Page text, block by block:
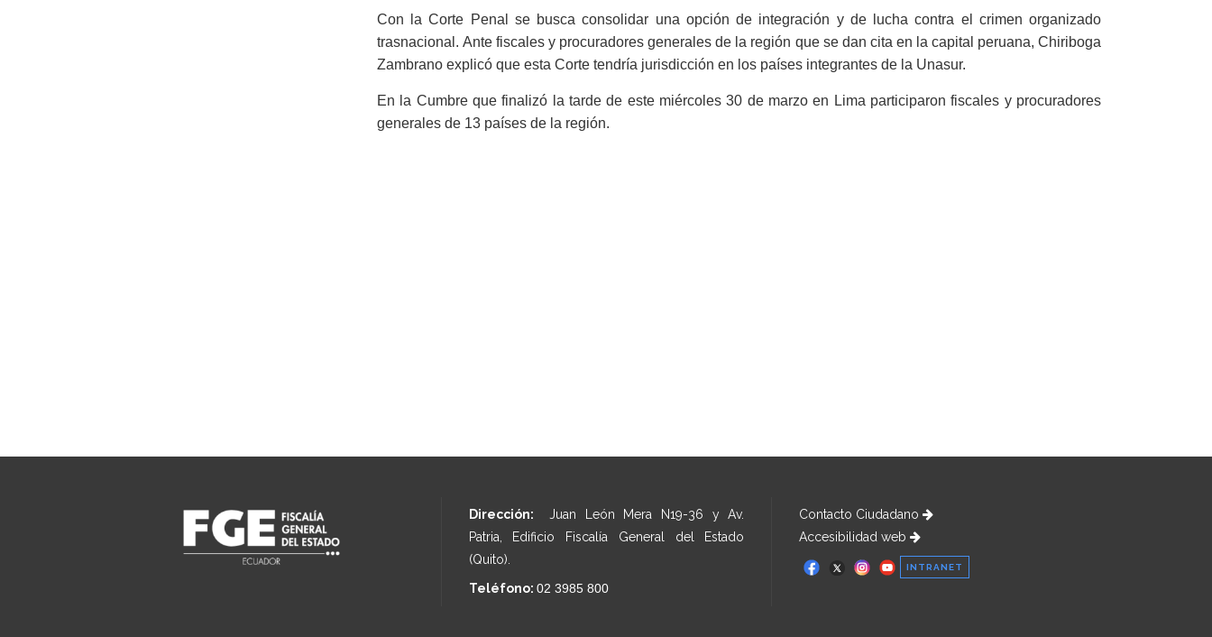
Con la Corte Penal se busca consolidar una opción de integración y de lucha contra el crimen organizado
trasnacional. Ante fiscales y procuradores generales de la región que se dan cita en la capital peruana, Chiriboga
Zambrano explicó que esta Corte tendría jurisdicción en los países integrantes de la Unasur.
En la Cumbre que finalizó la tarde de este miércoles 30 de marzo en Lima participaron fiscales y procuradores
generales de 13 países de la región.
Dirección: Juan León Mera N19-36 y Av.
Patria, Edificio Fiscalía General del Estado
(Quito).
Teléfono: 02 3985 800
Contacto Ciudadano
Accesibilidad web
INTRANET